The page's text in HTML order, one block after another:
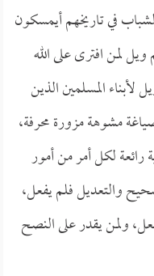
في تاريخهم أيمسكون
لمن افترى على الله
المسلمين الذين
مشوهة مزورة محرفة،
رائعة لكل أمر من أمور
والتعديل فلم يفعل،
ولمن يقدر على النصح